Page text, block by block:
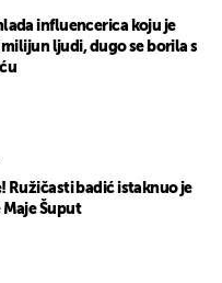
influencerica koju je
ljudi, dugo se borila s
Ružičasti badić istaknuo je
Šuput